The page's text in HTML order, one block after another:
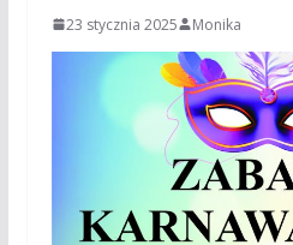
23 stycznia 2025 Monika